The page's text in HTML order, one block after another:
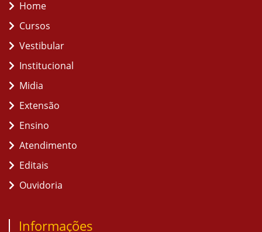
Home
Cursos
Vestibular
Institucional
Midia
Extensão
Ensino
Atendimento
Editais
Ouvidoria
Informações